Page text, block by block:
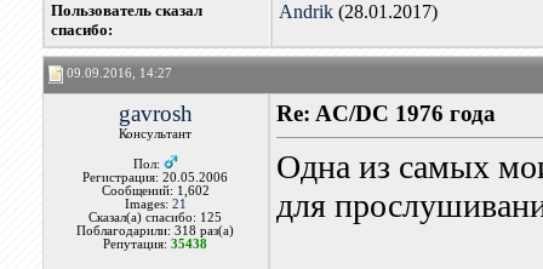
Пользователь сказал
cпасибо:
Andrik(28.01.2017)
09.09.2016, 14:27
gavrosh
Консультант
Пол:
Регистрация: 20.05.2006
Сообщений: 1,602
Images: 21
Сказал(а) спасибо: 125
Поблагодарили: 318 раз(а)
Репутация:35438
Re: AC/DC 1976 года
Одна из самых
для